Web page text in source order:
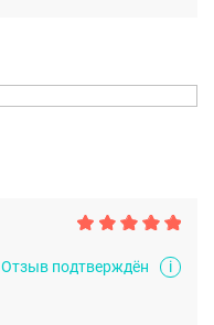
Отзыв подтверждён i